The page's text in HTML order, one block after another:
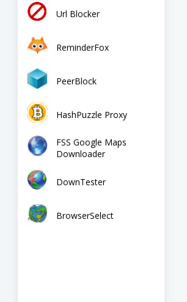
Url Blocker
ReminderFox
PeerBlock
HashPuzzle Proxy
FSS Google Maps
Downloader
DownTester
BrowserSelect